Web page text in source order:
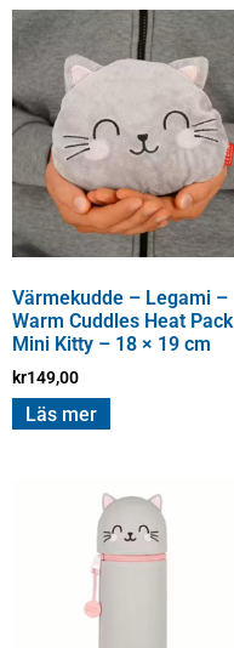
Värmekudde – Legami –
Warm Cuddles Heat Pack
Mini Kitty – 18 × 19 cm
kr149,00
Läs mer